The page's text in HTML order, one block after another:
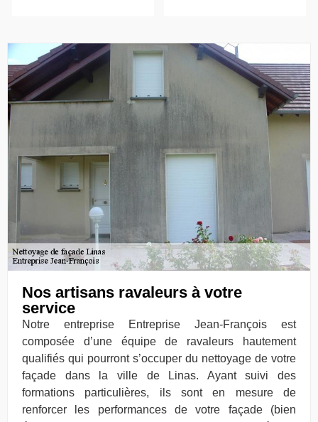
Nos artisans ravaleurs à votre
service
Notre entreprise Entreprise Jean-François est
composée d’une équipe de ravaleurs hautement
qualifiés qui pourront s’occuper du nettoyage de votre
façade dans la ville de Linas. Ayant suivi des
formations particulières, ils sont en mesure de
renforcer les performances de votre façade (bien